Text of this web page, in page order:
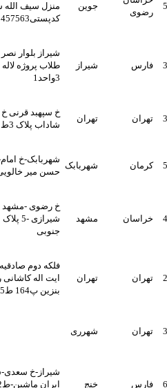
جوین
منزل سیف الله سردارآبادی
شیراز
شیراز بلوار نصر 8متری
طلاب پروژه لاله بلوک
تهران
خ سپهبد قرنی خ برادران
شاداب پلاک 3ط5
شهربابک
شهربابک-خ امام-کوچه شهید
حسن میر خالویی -پ 66
مشهد
خ رضوی -مشهد بلوار صیاد
شیرازی -5 پلاک 18 ط سوم
تهران
فلکه دوم صادقیه بزرگراه
ایت اله کاشانی روبروی پمپ
شهرری
خنج
شیراز-خ سعدی-ساختمان
ایران ماشین-ط2-دفتروکالت